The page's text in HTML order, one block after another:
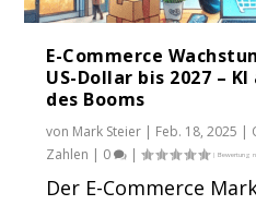
E-Commerce
US-Dollar bis 2027 –
des Booms
von Mark Steier | Feb. 18, 2025 |
Zahlen | 0 |
Der E-Commerce